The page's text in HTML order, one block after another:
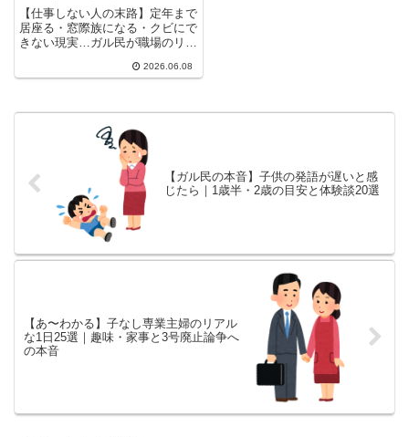
きない現実
【仕事しない人の末路】定年まで
居座る・窓際族になる・クビにで
きない現実…ガル民が職場のリア
員・民間企業・パートで違いはあ
ケースを徹底まとめ。
2026.06.08
【ガル民の本音】子供の発語が遅いと感
じたら｜1歳半・2歳の目安と体験談20選
【あ〜わかる】子なし専業主婦のリアル
な1日25選｜趣味・家事と3号廃止論争へ
の本音